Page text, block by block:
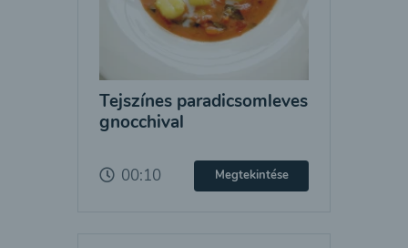
Tejszínes paradicsomleves
gnocchival
00:10 Megtekintése